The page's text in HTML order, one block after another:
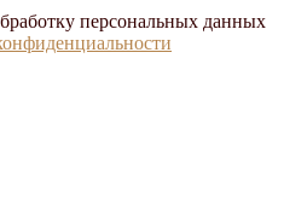
персональных данных